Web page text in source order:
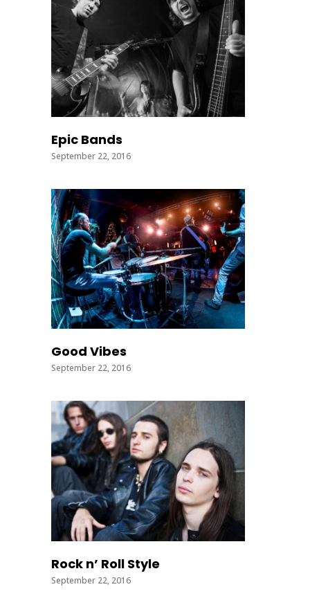
Epic Bands
September 22, 2016
Good Vibes
September 22, 2016
Rock n’ Roll Style
September 22, 2016